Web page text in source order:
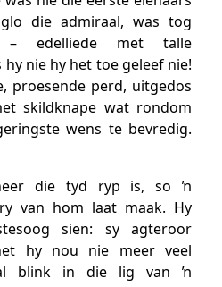
die admiraal, was tog
– edelliede met talle
nie hy het toe geleef nie!
proesende perd, uitgedos
skildknape wat rondom
wens te bevredig.
die tyd ryp is, so ŉ
van hom laat maak. Hy
sien: sy agteroor
hy nou nie meer veel
blink in die lig van ŉ